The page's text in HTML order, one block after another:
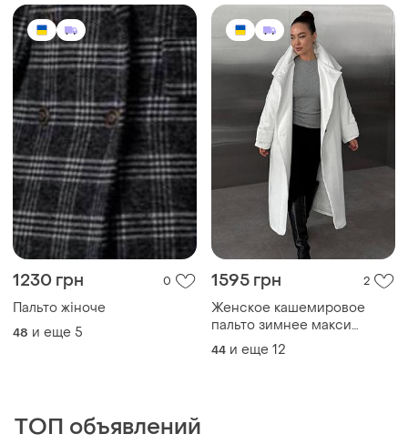
1230 грн 0
Пальто жіноче
48 и еще 5
1595 грн 2
Женское кашемировое
пальто зимнее макси
длинное удлиненное на
подкладке
44 и еще 12
ТОП объявлений